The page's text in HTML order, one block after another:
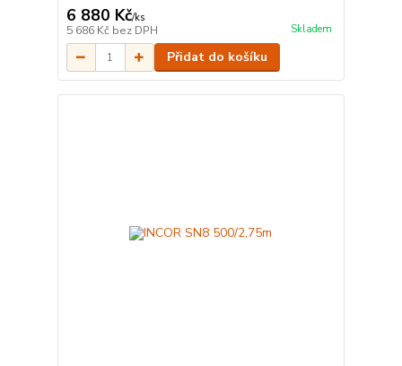
6 880 Kč/ks
5 686 Kč bez DPH Skladem
Přidat do košíku